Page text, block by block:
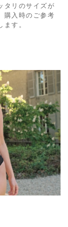
タリのサイズが
購入時のご参考
す。